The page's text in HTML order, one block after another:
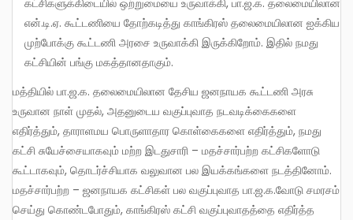
கட்சிகளுக்கிடையில் ஒற்றுமையை உருவாக்கி, பா.ஜ.க. தலைமையிலான
என்.டி.ஏ. கூட்டணியை தோற்கடித்து காங்கிரஸ் தலைமையிலான ஐக்கிய
முற்போக்கு கூட்டணி அரசை உருவாக்கி இருக்கிறோம். இதில் நமது
கட்சியின் பங்கு மகத்தானதாகும்.
மத்தியில் பா.ஜ.க. தலைமையிலான தேசிய ஜனநாயக கூட்டணி அரசு
உருவான நாள் முதல், அதனுடைய வகுப்புவாத நடவடிக்கைகளை
எதிர்த்தும், தாராளமய பொருளாதார கொள்கைகளை எதிர்த்தும், நமது
கட்சி சுயேச்சையாகவும் மற்ற இடதுசாரி – மதச்சார்பற்ற கட்சிகளோடு
கூட்டாகவும், தொடர்ச்சியாக வலுவான பல இயக்கங்களை நடத்தினோம்.
மதச்சார்பற்ற – ஜனநாயக கட்சிகள் பல வகுப்புவாத பா.ஜ.க.வோடு சமரசம்
செய்து கொண்டபோதும், காங்கிரஸ் கட்சி வகுப்புவாதத்தை எதிர்த்த